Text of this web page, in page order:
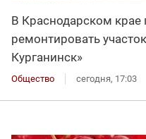
В Краснодарском
ремонтировать
Курганинск»
Общество сегодня, 17:03